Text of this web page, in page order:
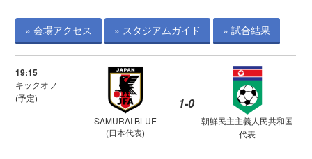
» 会場アクセス » スタジアムガイド » 試合結果
19:15
キックオフ
(予定)
SAMURAI BLUE
(日本代表)
1-0
朝鮮民主主義人民共和国
代表